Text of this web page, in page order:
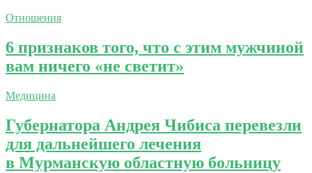
Отношения
6 признаков того, что с этим мужчиной
вам ничего «не светит»
Медицина
Губернатора Андрея Чибиса перевезли
для дальнейшего лечения
в Мурманскую областную больницу